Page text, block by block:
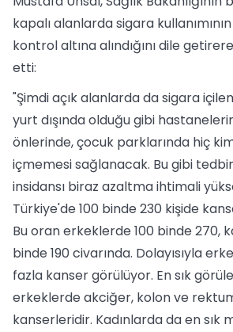
kapalı alanlarda sigara
kontrol altına alındığını dile
etti:
"Şimdi açık alanlarda da sigara
yurt dışında olduğu gibi
önlerinde, çocuk parklarında hiç
içmemesi sağlanacak. Bu gibi
insidansı biraz azaltma ihtimali
Türkiye'de 100 binde 230 kişide
Bu oran erkeklerde 100 binde 270,
binde 190 civarında. Dolayısıyla
fazla kanser görülüyor. En sık
erkeklerde akciğer, kolon ve
kanserleridir. Kadınlarda da en sık